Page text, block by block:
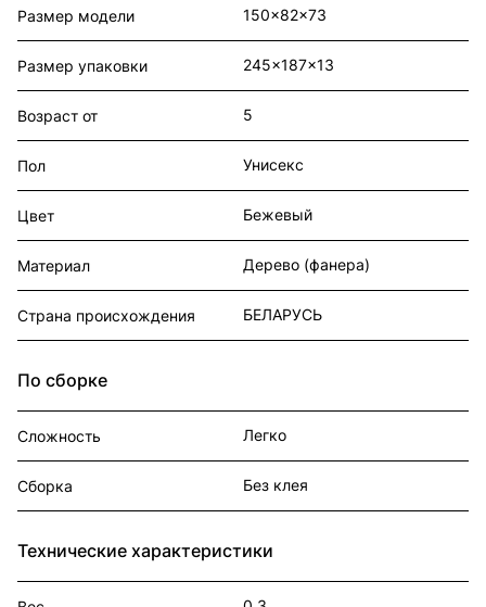
Размер модели 150x82x73
Размер упаковки 245x187x13
Возраст от 5
Пол Унисекс
Цвет Бежевый
Материал Дерево (фанера)
Страна происхождения БЕЛАРУСЬ
По сборке
Сложность Легко
Сборка Без клея
Технические характеристики